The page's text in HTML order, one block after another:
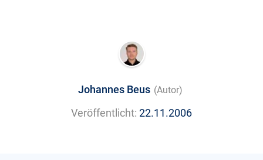
Johannes Beus (Autor)
Veröffentlicht: 22.11.2006